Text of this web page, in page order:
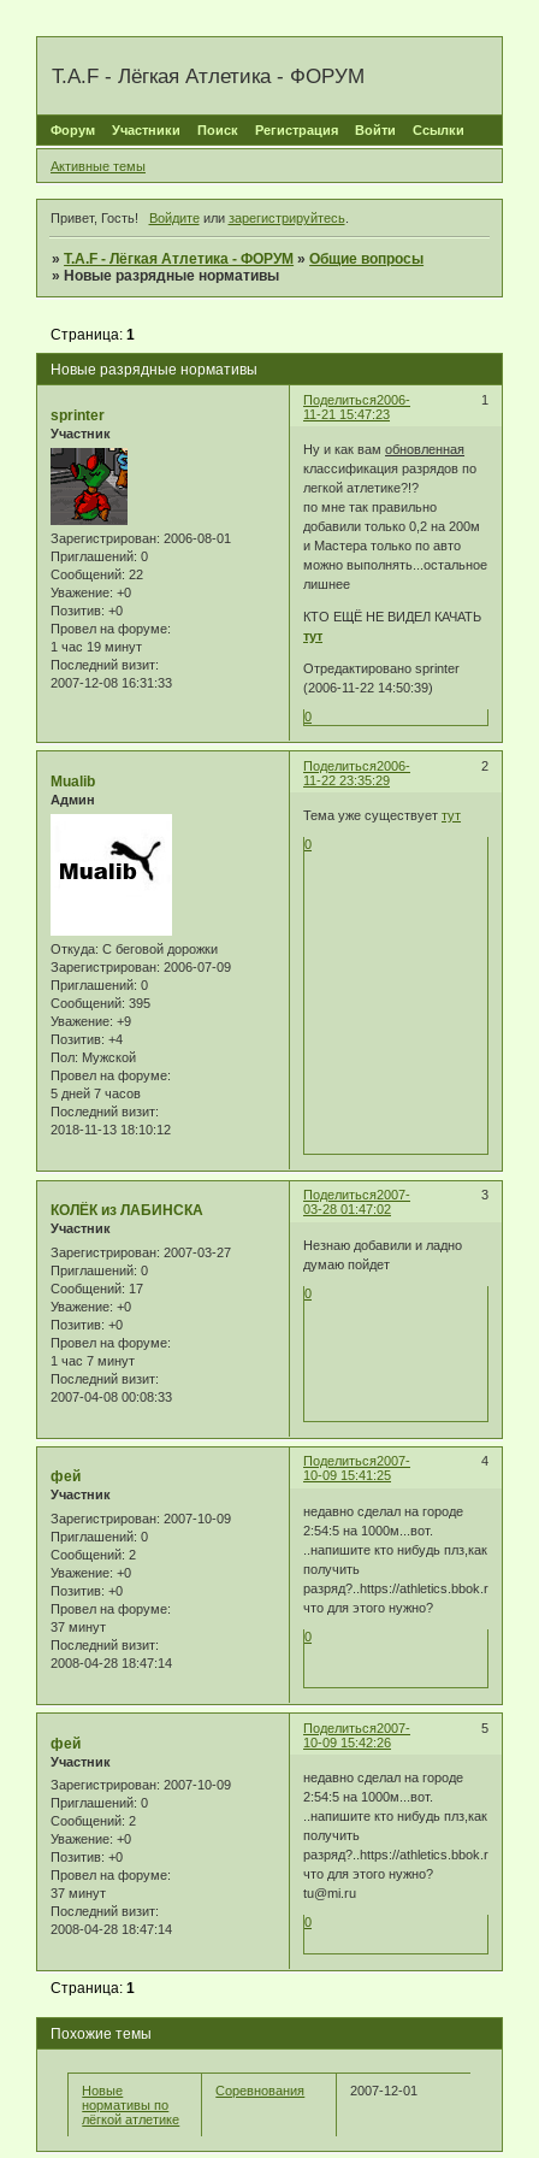
T.A.F - Лёгкая Атлетика - ФОРУМ
Форум Участники Поиск Регистрация Войти Ссылки
Активные темы
Привет, Гость! Войдитеили зарегистрируйтесь.
»T.A.F - Лёгкая Атлетика - ФОРУМ »Общие вопросы
» Новые разрядные нормативы
Новые разрядные нормативы
Страница:1
Поделиться 1
2006-
11-21 15:47:23
sprinter
Участник
Зарегистрирован: 2006-08-01
Приглашений: 0
Сообщений: 22
Уважение: +0
Позитив: +0
Провел на форуме:
1 час 19 минут
Последний визит:
2007-12-08 16:31:33
Ну и как вамобновленная
классификация разрядов по
легкой атлетике?!?
по мне так правильно
добавили только 0,2 на 200м
и Мастера только по авто
можно выполнять...остальное
лишнее
КТО ЕЩЁ НЕ ВИДЕЛ КАЧАТЬ
тут
Отредактировано sprinter
(2006-11-22 14:50:39)
0
Поделиться 2
2006-
11-22 23:35:29
Mualib
Админ
Откуда: С беговой дорожки
Зарегистрирован: 2006-07-09
Приглашений: 0
Сообщений: 395
Уважение: +9
Позитив: +4
Пол: Мужской
Провел на форуме:
5 дней 7 часов
Последний визит:
2018-11-13 18:10:12
Тема уже существуеттут
0
Поделиться 3
2007-
03-28 01:47:02
КОЛЁК из ЛАБИНСКА
Участник
Зарегистрирован: 2007-03-27
Приглашений: 0
Сообщений: 17
Уважение: +0
Позитив: +0
Провел на форуме:
1 час 7 минут
Последний визит:
2007-04-08 00:08:33
Незнаю добавили и ладно
думаю пойдет
0
Поделиться 4
2007-
10-09 15:41:25
фей
Участник
Зарегистрирован: 2007-10-09
Приглашений: 0
Сообщений: 2
Уважение: +0
Позитив: +0
Провел на форуме:
37 минут
Последний визит:
2008-04-28 18:47:14
недавно сделал на городе
2:54:5 на 1000м...вот.
..напишите кто нибудь плз,как
получить
разряд?..https://athletics.bbok.ru/img/
что для этого нужно?
0
Поделиться 5
2007-
10-09 15:42:26
фей
Участник
Зарегистрирован: 2007-10-09
Приглашений: 0
Сообщений: 2
Уважение: +0
Позитив: +0
Провел на форуме:
37 минут
Последний визит:
2008-04-28 18:47:14
недавно сделал на городе
2:54:5 на 1000м...вот.
..напишите кто нибудь плз,как
получить
разряд?..https://athletics.bbok.ru/img/
что для этого нужно?
tu@mi.ru
0
Страница:1
Похожие темы
Новые
нормативы по
лёгкой атлетике
Соревнования 2007-12-01